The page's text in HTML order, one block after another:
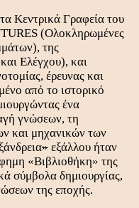
Κεντρικά Γραφεία του
(Ολοκληρωμένες
της
Ελέγχου), και
έρευνας και
από το ιστορικό
ένα
γνώσεων, τη
και μηχανικών των
» εξάλλου ήταν
«Βιβλιοθήκη» της
σύμβολα δημιουργίας,
της εποχής.